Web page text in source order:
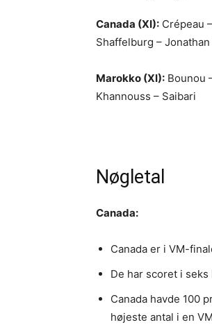
Canada (XI): Crépeau
Shaffelburg –
Marokko (XI): Bounou
Khannouss – Saibari
Nøgletal
Canada:
Canada er i VM-
De har scoret i
Canada havde 100
højeste antal i en